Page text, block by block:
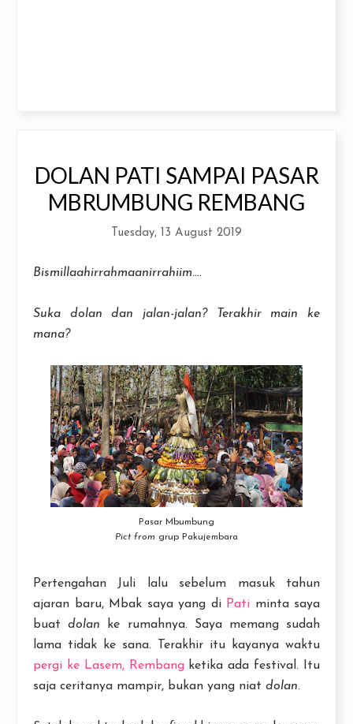
DOLAN PATI SAMPAI PASAR
MBRUMBUNG REMBANG
Tuesday, 13 August 2019
Bismillaahirrahmaanirrahiim....
Suka dolan dan jalan-jalan? Terakhir main ke
mana?
Pasar Mbumbung
Pict from grup Pakujembara
Pertengahan Juli lalu sebelum masuk tahun
ajaran baru, Mbak saya yang di Pati minta saya
buatdolan ke rumahnya. Saya memang sudah
lama tidak ke sana. Terakhir itu kayanya waktu
pergi ke Lasem, Rembangketika ada festival. Itu
saja ceritanya mampir, bukan yang niat dolan.